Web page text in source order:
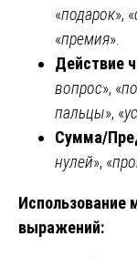
«подарок», «
«премия».
Действие
вопрос», «
пальцы», «
Сумма/
нулей», «
Использование
выражений: